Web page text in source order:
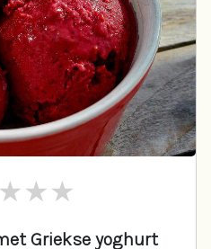
Griekse yoghurt